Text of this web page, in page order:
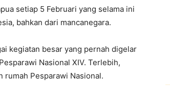
setiap 5 Februari yang selama ini
bahkan dari mancanegara.
kegiatan besar yang pernah digelar
Nasional XIV. Terlebih,
rumah Pesparawi Nasional.